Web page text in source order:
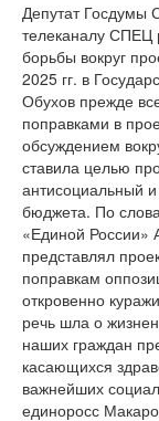
Депутат Госдумы
телеканалу СПЕЦ
борьбы вокруг
2025 гг. в
Обухов прежде
поправками в
обсуждением
ставила целью
антисоциальный
бюджета. По
«Единой России»
представлял
поправкам
откровенно
речь шла о
наших граждан
касающихся
важнейших
единоросс